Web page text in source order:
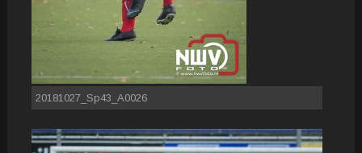
20181027_Sp43_A0026